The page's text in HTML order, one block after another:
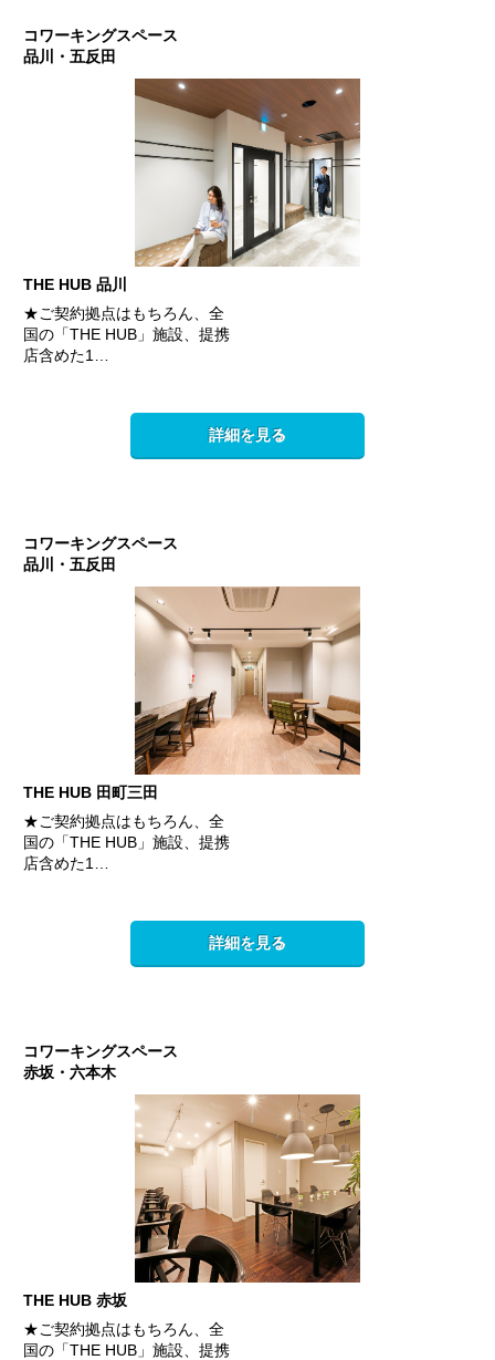
コワーキングスペース
品川・五反田
THE HUB 品川
★ご契約拠点はもちろん、全
国の「THE HUB」施設、提携
店含めた1…
詳細を見る
コワーキングスペース
品川・五反田
THE HUB 田町三田
★ご契約拠点はもちろん、全
国の「THE HUB」施設、提携
店含めた1…
詳細を見る
コワーキングスペース
赤坂・六本木
THE HUB 赤坂
★ご契約拠点はもちろん、全
国の「THE HUB」施設、提携